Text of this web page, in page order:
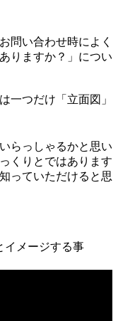
問い合わせ時によく
りますか？」につい
一つだけ「立面図」
らっしゃるかと思い
くりとではあります
っていただけると思
イメージする事